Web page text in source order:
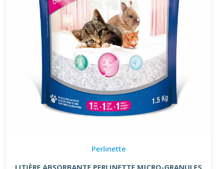
Perlinette
LITIÈRE ABSORBANTE PERLINETTE MICRO-GRANULES